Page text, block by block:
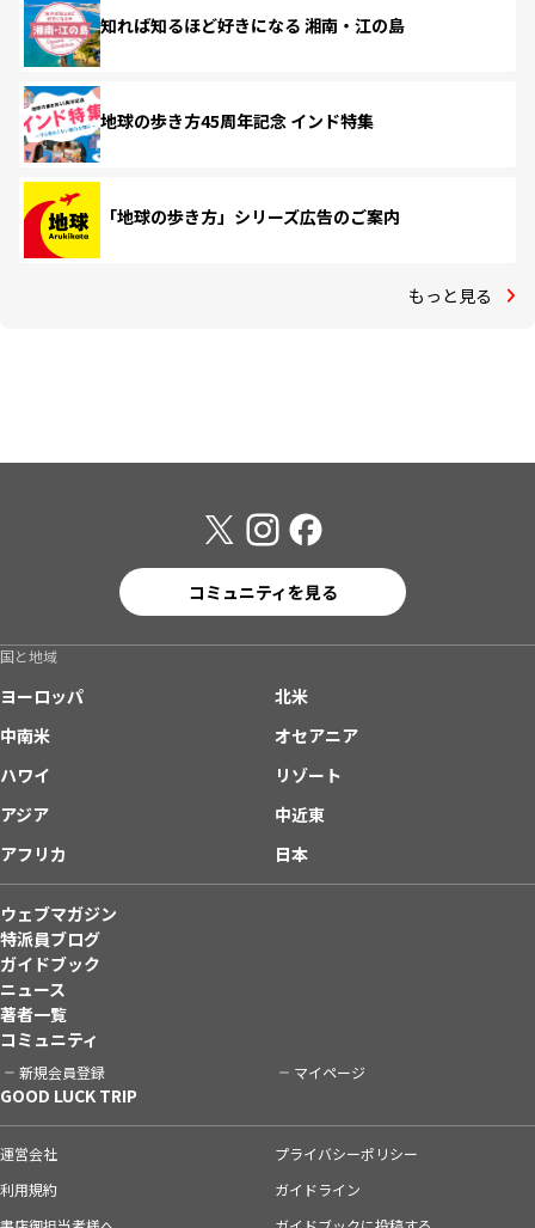
知れば知るほど好きになる 湘南・江の島
地球の歩き方45周年記念 インド特集
「地球の歩き方」シリーズ広告のご案内
もっと見る
コミュニティを見る
国と地域
ヨーロッパ
北米
中南米
オセアニア
ハワイ
リゾート
アジア
中近東
アフリカ
日本
ウェブマガジン
特派員ブログ
ガイドブック
ニュース
著者一覧
コミュニティ
新規会員登録 マイページ
GOOD LUCK TRIP
運営会社
プライバシーポリシー
利用規約
ガイドライン